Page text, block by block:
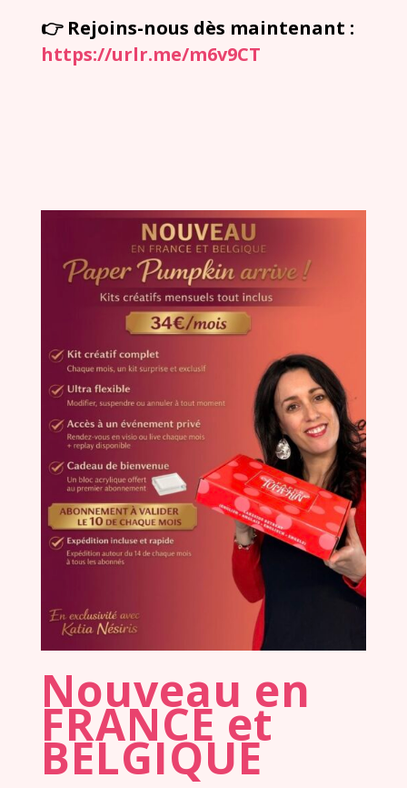
👉 Rejoins-nous dès maintenant :
https://urlr.me/m6v9CT
Nouveau en
FRANCE et
BELGIQUE